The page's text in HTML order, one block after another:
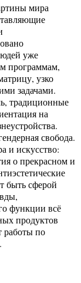
мира
уже
программам,
узко
задачами.
традиционные
на
свобода.
и искусство:
о прекрасном и
быть сферой
функции всё
продуктов
работы по